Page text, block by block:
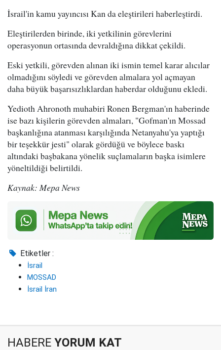
İsrail'in kamu yayıncısı Kan da eleştirileri haberleştirdi.
Eleştirilerden birinde, iki yetkilinin görevlerini
operasyonun ortasında devraldığına dikkat çekildi.
Eski yetkili, görevden alınan iki ismin temel karar alıcılar
olmadığını söyledi ve görevden almalara yol açmayan
daha büyük başarısızlıklardan haberdar olduğunu ekledi.
Yedioth Ahronoth muhabiri Ronen Bergman'ın haberinde
ise bazı kişilerin görevden almaları, "Gofman'ın Mossad
başkanlığına atanması karşılığında Netanyahu'ya yaptığı
bir teşekkür jesti" olarak gördüğü ve böylece baskı
altındaki başbakana yönelik suçlamaların başka isimlere
yöneltildiği belirtildi.
Kaynak: Mepa News
Etiketler :
İsrail
MOSSAD
İsrail İran
HABERE YORUM KAT